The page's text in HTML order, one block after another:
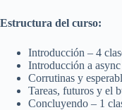
Estructura del curso:
Introducción – 4
Introducción a
Corrutinas y
Tareas, futuros y el
Concluyendo – 1